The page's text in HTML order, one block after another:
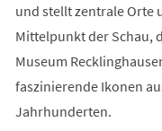
und stellt zentrale Orte
Mittelpunkt der Schau,
Museum
faszinierende Ikonen
Jahrhunderten.